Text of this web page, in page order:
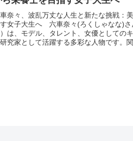
奈々、波乱万丈な人生と新たな挑戦：
女子大生へ 六車奈々(ろくしゃなな)さ
は、モデル、タレント、女優としての
究家として活躍する多彩な人物です。関